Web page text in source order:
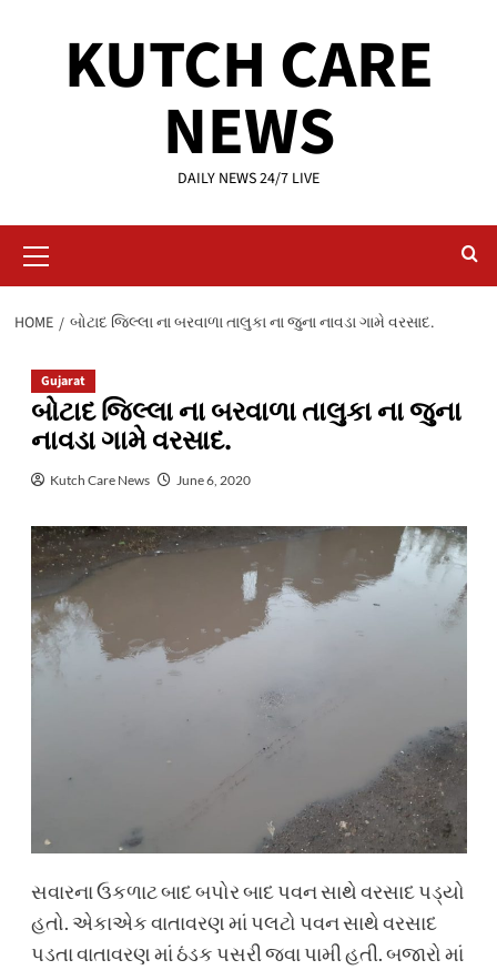
KUTCH CARE
NEWS
DAILY NEWS 24/7 LIVE
Menu
HOME બોટાદ જિલ્લા ના બરવાળા તાલુકા ના જુના નાવડા ગામે વરસાદ.
Gujarat
બોટાદ જિલ્લા ના બરવાળા તાલુકા ના જુના
નાવડા ગામે વરસાદ.
Kutch Care News June 6, 2020
સવારના ઉકળાટ બાદ બપોર બાદ પવન સાથે વરસાદ પડ્યો
હતો. એકાએક વાતાવરણ માં પલટો પવન સાથે વરસાદ
પડતા વાતાવરણ માં ઠંડક પસરી જવા પામી હતી. બજારો માં